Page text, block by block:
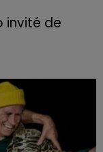
invité de